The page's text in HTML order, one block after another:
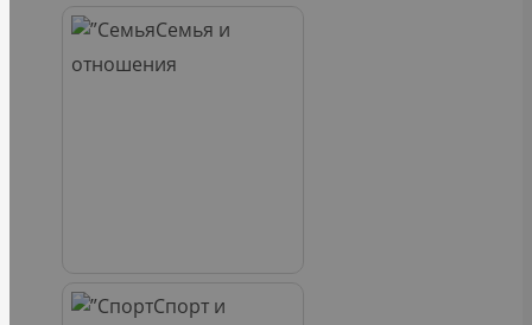
Семья и
отношения
Спорт и